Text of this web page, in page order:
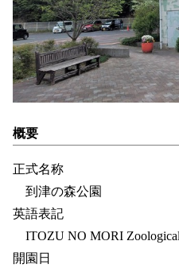
概要
正式名称
到津の森公園
英語表記
ITOZU NO MORI
開園日